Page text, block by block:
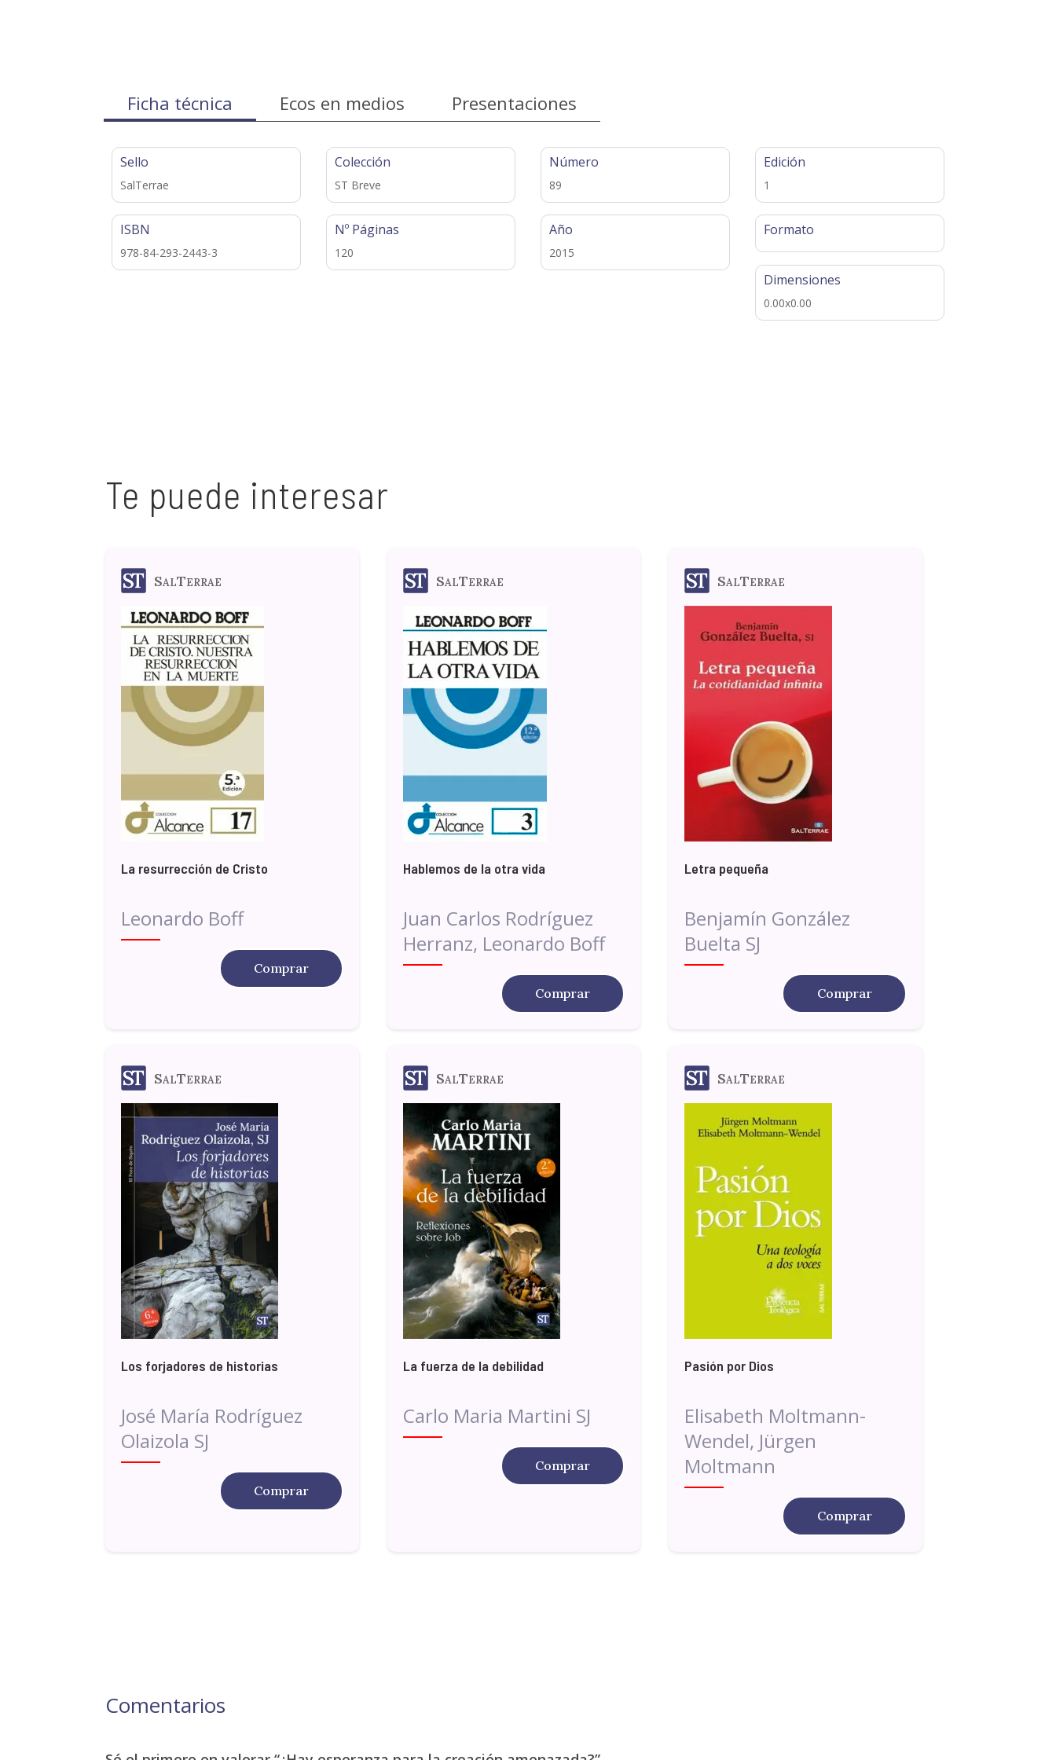
Ficha técnica Ecos en medios Presentaciones
Sello
SalTerrae
ISBN
978-84-293-2443-3
Colección
ST Breve
Nº Páginas
120
Número
89
Año
2015
Edición
1
Formato
Dimensiones
0.00x0.00
Te puede interesar
SalTerrae
La resurrección de Cristo
Leonardo Boff
Comprar
SalTerrae
Hablemos de la otra vida
Juan Carlos Rodríguez
Herranz, Leonardo Boff
Comprar
SalTerrae
Letra pequeña
Benjamín González
Buelta SJ
Comprar
SalTerrae
Los forjadores de historias
José María Rodríguez
Olaizola SJ
Comprar
SalTerrae
La fuerza de la debilidad
Carlo Maria Martini SJ
Comprar
SalTerrae
Pasión por Dios
Elisabeth Moltmann-
Wendel, Jürgen
Moltmann
Comprar
Comentarios